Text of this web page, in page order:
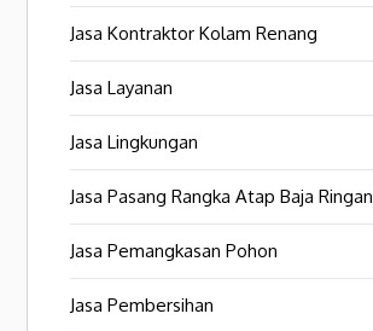
Jasa Kontraktor Kolam Renang
Jasa Layanan
Jasa Lingkungan
Jasa Pasang Rangka Atap Baja Ringan
Jasa Pemangkasan Pohon
Jasa Pembersihan